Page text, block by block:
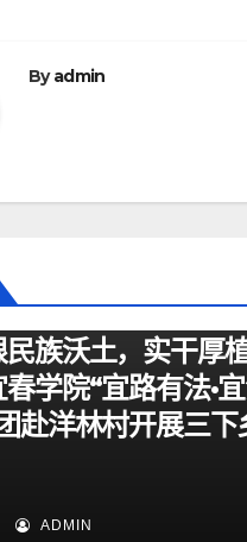
Byadmin
族沃土，实干厚
学院“宜路有法•
赴洋林村开展三下
ADMIN